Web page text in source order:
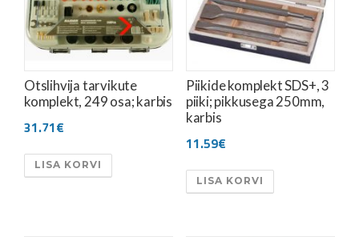
Otslihvija tarvikute
komplekt, 249 osa; karbis
31.71€
LISA KORVI
Piikide komplekt SDS+, 3
piiki; pikkusega 250mm,
karbis
11.59€
LISA KORVI